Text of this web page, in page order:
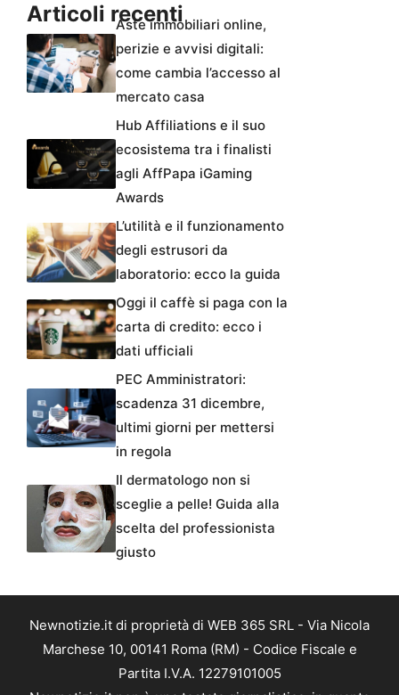
Articoli recentiAste immobiliari online,
perizie e avvisi digitali:
come cambia l’accesso al
mercato casa
Hub Affiliations e il suo
ecosistema tra i finalisti
agli AffPapa iGaming
Awards
L’utilità e il funzionamento
degli estrusori da
laboratorio: ecco la guida
Oggi il caffè si paga con la
carta di credito: ecco i
dati ufficiali
PEC Amministratori:
scadenza 31 dicembre,
ultimi giorni per mettersi
in regola
Il dermatologo non si
sceglie a pelle! Guida alla
scelta del professionista
giusto
Newnotizie.it di proprietà di WEB 365 SRL - Via Nicola
Marchese 10, 00141 Roma (RM) - Codice Fiscale e
Partita I.V.A. 12279101005